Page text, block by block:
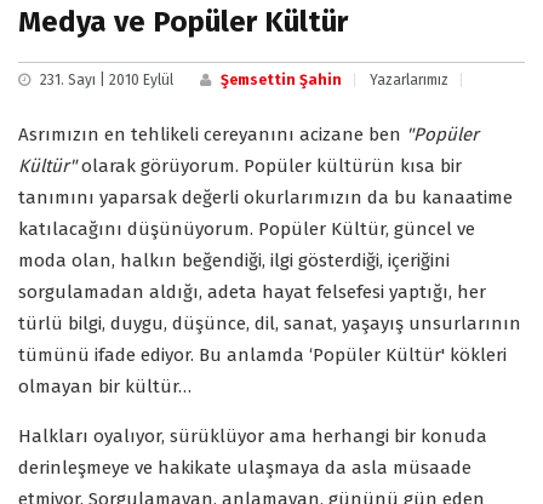
Medya ve Popüler Kültür
231. Sayı | 2010 Eylül Şemsettin Şahin Yazarlarımız
Asrımızın en tehlikeli cereyanını acizane ben "Popüler
Kültür"olarak görüyorum. Popüler kültürün kısa bir
tanımını yaparsak değerli okurlarımızın da bu kanaatime
katılacağını düşünüyorum. Popüler Kültür, güncel ve
moda olan, halkın beğendiği, ilgi gösterdiği, içeriğini
sorgulamadan aldığı, adeta hayat felsefesi yaptığı, her
türlü bilgi, duygu, düşünce, dil, sanat, yaşayış unsurlarının
tümünü ifade ediyor. Bu anlamda ‘Popüler Kültür' kökleri
olmayan bir kültür…
Halkları oyalıyor, sürüklüyor ama herhangi bir konuda
derinleşmeye ve hakikate ulaşmaya da asla müsaade
etmiyor. Sorgulamayan, anlamayan, gününü gün eden